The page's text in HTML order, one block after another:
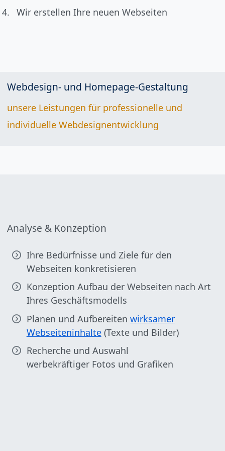
Wir erstellen Ihre neuen Webseiten
Webdesign- und Homepage-Gestaltung
unsere Leistungen für professionelle und
individuelle Webdesignentwicklung
Analyse & Konzeption
Ihre Bedürfnisse und Ziele für den
Webseiten konkretisieren
Konzeption Aufbau der Webseiten nach Art
Ihres Geschäftsmodells
Planen und Aufbereiten wirksamer
Webseiteninhalte(Texte und Bilder)
Recherche und Auswahl
werbekräftiger Fotos und Grafiken